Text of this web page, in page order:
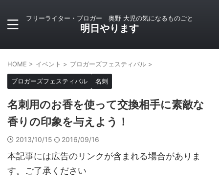
フリーライター・ブロガー 奥野 大児の気になるものごと
明日やります
HOME > イベント > ブロガーズフェスティバル >
ブロガーズフェスティバル 名刺
名刺用のお香を使って交換相手に素敵な
香りの印象を与えよう！
2013/10/15 2016/09/16
本記事には広告のリンクが含まれる場合がありま
す。ご了承ください